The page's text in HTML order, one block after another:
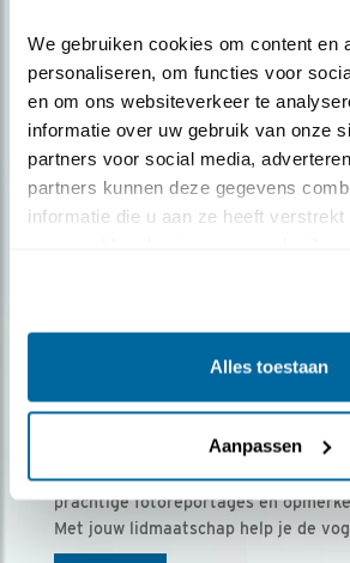
We gebruiken cookies om content en
personaliseren, om functies voor
en om ons websiteverkeer te
informatie over uw gebruik van onze
partners voor social media,
partners kunnen deze gegevens
informatie die u aan ze heeft verstrekt
Alles toestaan
Aanpassen
Ontvang 5 x Vogels voor €
Vogels is het tijdschrift voor onze
prachtige fotoreportages en
Met jouw lidmaatschap help je de